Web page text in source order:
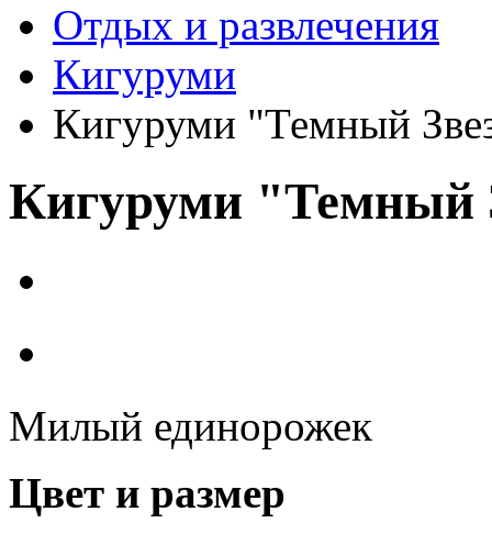
Отдых и развлечения
Кигуруми
Кигуруми "Темный
Кигуруми "Темный
Милый единорожек
Цвет и размер